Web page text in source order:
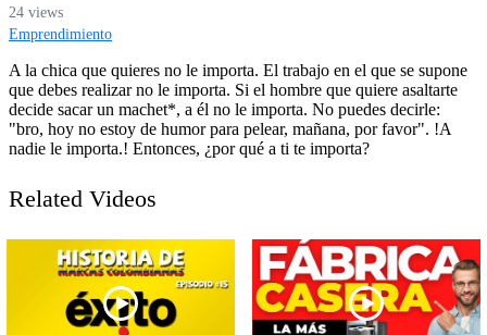
24 views
Emprendimiento
A la chica que quieres no le importa. El trabajo en el que se supone
que debes realizar no le importa. Si el hombre que quiere asaltarte
decide sacar un machet*, a él no le importa. No puedes decirle:
"bro, hoy no estoy de humor para pelear, mañana, por favor". !A
nadie le importa.! Entonces, ¿por qué a ti te importa?
Related Videos